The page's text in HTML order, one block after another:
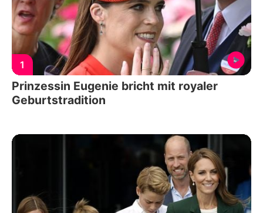
1
Prinzessin Eugenie bricht mit royaler
Geburtstradition